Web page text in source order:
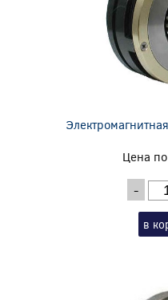
Цена
-
в